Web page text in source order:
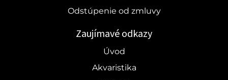
Odstúpenie od zmluvy
Zaujímavé odkazy
Úvod
Akvaristika